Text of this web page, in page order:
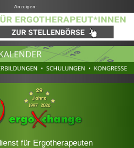
Anzeigen:
für Ergotherapeuten